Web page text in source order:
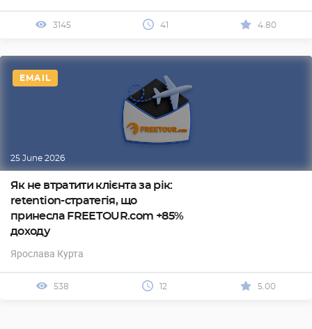
3145 41 4.80
EMAIL
25 June 2026
Як не втратити клієнта за рік:
retention-стратегія, що
принесла FREETOUR.com +85%
доходу
Ярослава Курта
538 12 5.00